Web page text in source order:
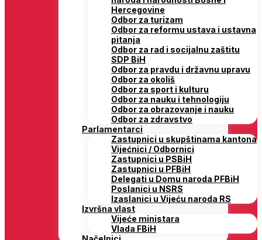
Hercegovine
Odbor za turizam
Odbor za reformu ustava i ustavna
pitanja
Odbor za rad i socijalnu zaštitu
SDP BiH
Odbor za pravdu i državnu upravu
Odbor za okoliš
Odbor za sport i kulturu
Odbor za nauku i tehnologiju
Odbor za obrazovanje i nauku
Odbor za zdravstvo
Parlamentarci
Zastupnici u skupštinama kantona
Vijećnici / Odbornici
Zastupnici u PSBiH
Zastupnici u PFBiH
Delegati u Domu naroda PFBiH
Poslanici u NSRS
Izaslanici u Vijeću naroda RS
Izvršna vlast
Vijeće ministara
Vlada FBiH